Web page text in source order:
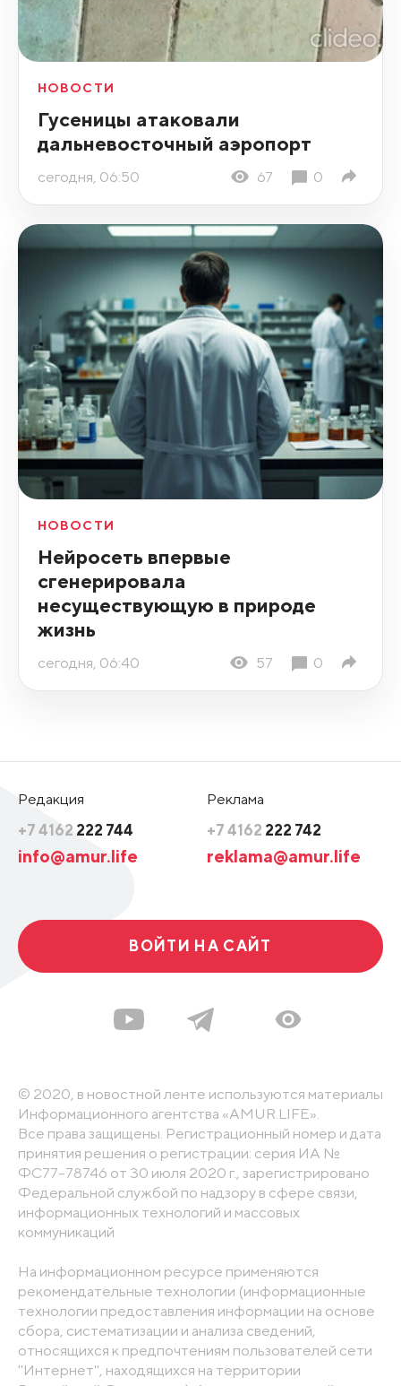
НОВОСТИ
Гусеницы атаковали
дальневосточный аэропорт
сегодня, 06:50 67 0
НОВОСТИ
Нейросеть впервые
сгенерировала
несуществующую в природе
жизнь
сегодня, 06:40 57 0
Редакция
+7 4162 222 744
info@amur.life
Реклама
+7 4162 222 742
reklama@amur.life
ВОЙТИ НА САЙТ
© 2020, в новостной ленте используются материалы
Информационного агентства «AMUR.LIFE».
Все права защищены. Регистрационный номер и дата
принятия решения о регистрации: серия ИА №
ФС77-78746 от 30 июля 2020 г., зарегистрировано
Федеральной службой по надзору в сфере связи,
информационных технологий и массовых
коммуникаций
На информационном ресурсе применяются
рекомендательные технологии (информационные
технологии предоставления информации на основе
сбора, систематизации и анализа сведений,
относящихся к предпочтениям пользователей сети
"Интернет", находящихся на территории